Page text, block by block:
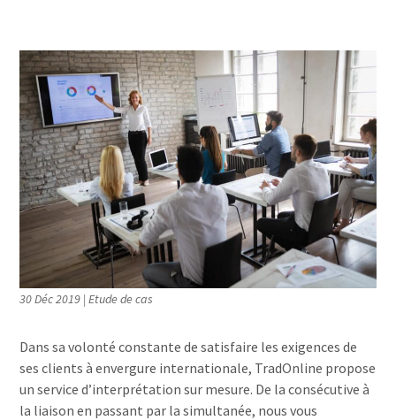
30 Déc 2019 |Etude de cas
Dans sa volonté constante de satisfaire les exigences de
ses clients à envergure internationale, TradOnline propose
un service d’interprétation sur mesure. De la consécutive à
la liaison en passant par la simultanée, nous vous